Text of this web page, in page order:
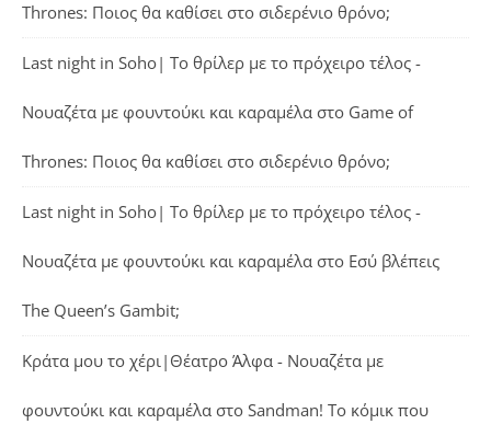
Thrones: Ποιος θα καθίσει στο σιδερένιο θρόνο;
Last night in Soho| Το θρίλερ με το πρόχειρο τέλος -
Νουαζέτα με φουντούκι και καραμέλα στο Game of
Thrones: Ποιος θα καθίσει στο σιδερένιο θρόνο;
Last night in Soho| Το θρίλερ με το πρόχειρο τέλος -
Νουαζέτα με φουντούκι και καραμέλα στο Εσύ βλέπεις
The Queen’s Gambit;
Κράτα μου το χέρι|Θέατρο Άλφα - Νουαζέτα με
φουντούκι και καραμέλα στο Sandman! Το κόμικ που